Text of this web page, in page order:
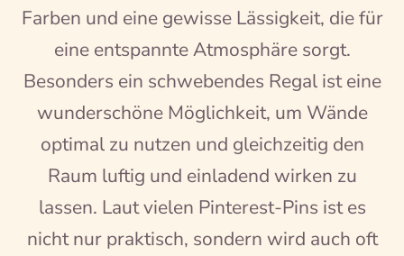
Farben und eine gewisse Lässigkeit, die für
eine entspannte Atmosphäre sorgt.
Besonders ein schwebendes Regal ist eine
wunderschöne Möglichkeit, um Wände
optimal zu nutzen und gleichzeitig den
Raum luftig und einladend wirken zu
lassen. Laut vielen Pinterest-Pins ist es
nicht nur praktisch, sondern wird auch oft